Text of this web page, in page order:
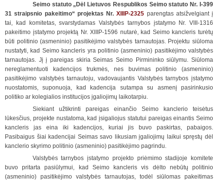
Seimo statuto „Dėl Lietuvos Respublikos Seimo statuto Nr. I-399
31 straipsnio pakeitimo“ projektas Nr.XIIIP-2325 parengtas atsižvelgiant į
tai, kad komitetas, svarstydamas Valstybės tarnybos įstatymo Nr. VIII-1316
pakeitimo įstatymo projektą Nr. XIIIP-1596 nutarė, kad Seimo kancleris turėtų
būti politinio (asmeninio) pasitikėjimo valstybės tarnautojas. Projektu siūloma
nustatyti, kad Seimo kancleris yra politinio (asmeninio) pasitikėjimo valstybės
tarnautojas. Jį į pareigas skiria Seimas Seimo Pirmininko siūlymu. Siūloma
nereglamentuoti kadencijos trukmės, nes buvimas politinio (asmeninio)
pasitikėjimo valstybės tarnautoju, vadovaujantis Valstybės tarnybos įstatymo
nuostatomis, suponuoja, kad kadencija sutampa su asmenį pasirinkusio
politiko ar kolegialios institucijos įgaliojimų laikotarpiu.
Siekiant užtikrinti pareigas einančio Seimo kanclerio teisėtus
lūkesčius, projekte nustatoma, kad įsigaliojus statutui pareigas einantis Seimo
kancleris jas eina iki kadencijos, kuriai jis buvo paskirtas, pabaigos.
Pasibaigus šiai kadencijai Seimas savo likusiam įgaliojimų laikui spręstų dėl
kanclerio skyrimo politinio (asmeninio) pasitikėjimo pagrindu.
Valstybės tarnybos įstatymo projekto priėmimo stadijoje komitete
buvo pritarta pasiūlymui, kad Seimo kancleris vis dėlto nebūtų politinio
(asmeninio) pasitikėjimo valstybės tarnautojas, todėl siūlomas pakeitimas